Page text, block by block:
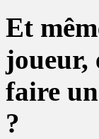
Et
joueur,
faire
?